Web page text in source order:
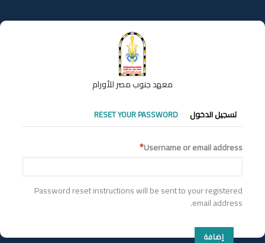
إلى
المحتوى
معهد جنوب مصر للأورام
التبويبات
الأساسية
تسجيل الدخول RESET YOUR PASSWORD
Username or email address
Password reset instructions will be sent to your registered
email address.